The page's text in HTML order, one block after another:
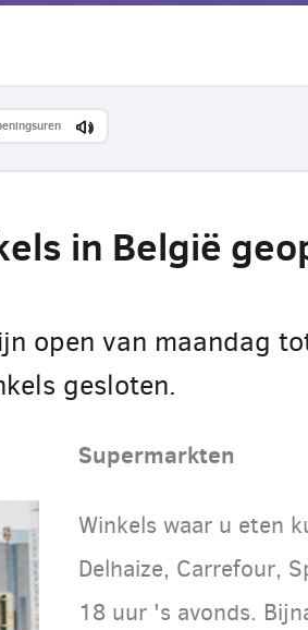
in België
open van maandag
gesloten.
Supermarkten
Winkels waar u eten
Delhaize, Carrefour,
18 uur 's avonds.